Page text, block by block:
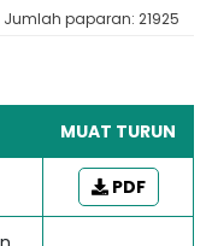
Jumlah paparan: 21925
MUAT TURUN
PDF